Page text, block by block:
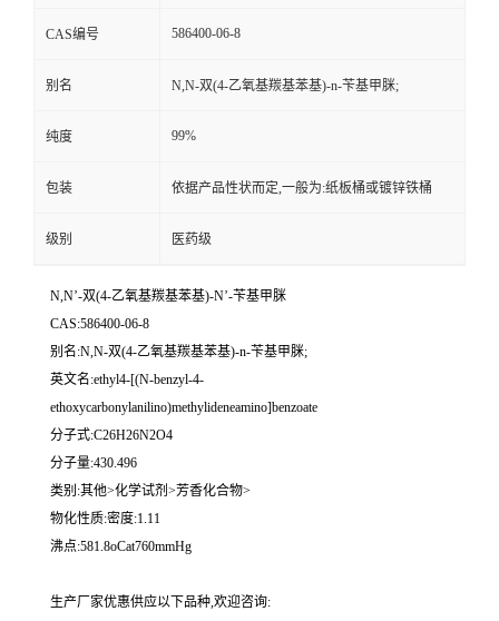
CAS编号 586400-06-8
别名 N,N-双(4-乙氧基羰基苯基)-n-苄基甲脒;
纯度 99%
包装 依据产品性状而定,一般为:纸板桶或镀锌铁桶
级别 医药级
N,N’-双(4-乙氧基羰基苯基)-N’-苄基甲脒
CAS:586400-06-8
别名:N,N-双(4-乙氧基羰基苯基)-n-苄基甲脒;
英文名:ethyl4-[(N-benzyl-4-
ethoxycarbonylanilino)methylideneamino]benzoate
分子式:C26H26N2O4
分子量:430.496
类别:其他>化学试剂>芳香化合物>
物化性质:密度:1.11
沸点:581.8oCat760mmHg
生产厂家优惠供应以下品种,欢迎咨询: